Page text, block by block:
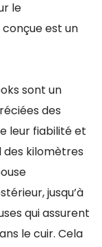
le
est un
sont un
des
leur fiabilité et
des kilomètres
jusqu’à
qui assurent
le cuir. Cela